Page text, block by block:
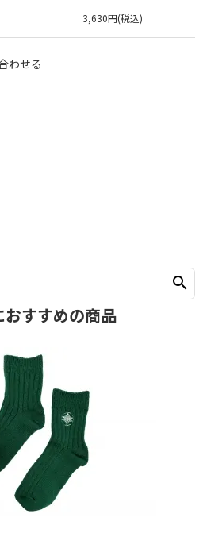
3,630円(税込)
わせる
search
おすすめの商品